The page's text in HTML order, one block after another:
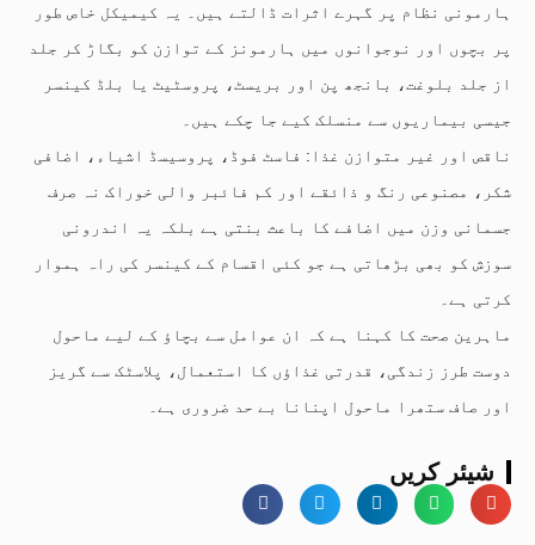
ہارمونی نظام پر گہرے اثرات ڈالتے ہیں۔ یہ کیمیکل خاص طور
پر بچوں اور نوجوانوں میں ہارمونز کے توازن کو بگاڑ کر جلد
از جلد بلوغت، بانجھ پن اور بریسٹ، پروسٹیٹ یا بلڈ کینسر
جیسی بیماریوں سے منسلک کیے جا چکے ہیں۔
ناقص اور غیر متوازن غذا: فاسٹ فوڈ، پروسیسڈ اشیاء، اضافی
شکر، مصنوعی رنگ و ذائقے اور کم فائبر والی خوراک نہ صرف
جسمانی وزن میں اضافے کا باعث بنتی ہے بلکہ یہ اندرونی
سوزش کو بھی بڑھاتی ہے جو کئی اقسام کے کینسر کی راہ ہموار
کرتی ہے۔
ماہرین صحت کا کہنا ہے کہ ان عوامل سے بچاؤ کے لیے ماحول
دوست طرز زندگی، قدرتی غذاؤں کا استعمال، پلاسٹک سے گریز
اور صاف ستھرا ماحول اپنانا بے حد ضروری ہے۔
شیئر کریں